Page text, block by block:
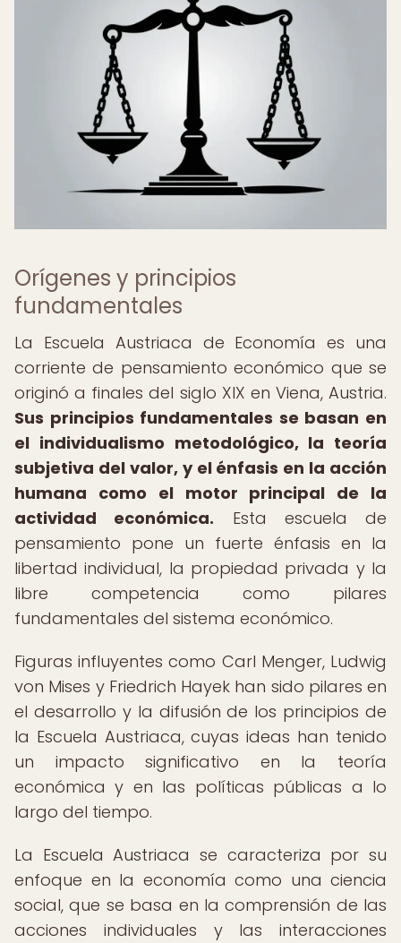
Orígenes y principios
fundamentales
La Escuela Austriaca de Economía es una
corriente de pensamiento económico que se
originó a finales del siglo XIX en Viena, Austria.
Sus principios fundamentales se basan en
el individualismo metodológico, la teoría
subjetiva del valor, y el énfasis en la acción
humana como el motor principal de la
actividad económica. Esta escuela de
pensamiento pone un fuerte énfasis en la
libertad individual, la propiedad privada y la
libre competencia como pilares
fundamentales del sistema económico.
Figuras influyentes como Carl Menger, Ludwig
von Mises y Friedrich Hayek han sido pilares en
el desarrollo y la difusión de los principios de
la Escuela Austriaca, cuyas ideas han tenido
un impacto significativo en la teoría
económica y en las políticas públicas a lo
largo del tiempo.
La Escuela Austriaca se caracteriza por su
enfoque en la economía como una ciencia
social, que se basa en la comprensión de las
acciones individuales y las interacciones